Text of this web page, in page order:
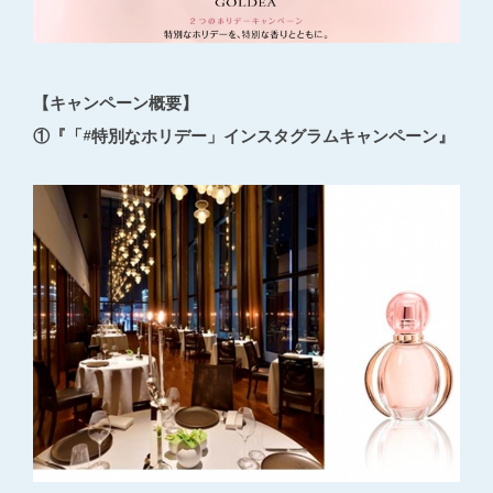
【キャンペーン概要】
①『「#特別なホリデー」インスタグラムキャンペーン』